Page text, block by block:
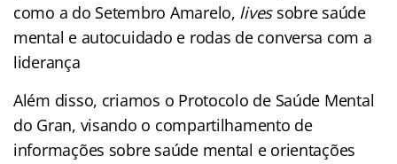
como a do Setembro Amarelo, livessobre saúde
mental e autocuidado e rodas de conversa com a
liderança
Além disso, criamos o Protocolo de Saúde Mental
do Gran, visando o compartilhamento de
informações sobre saúde mental e orientações